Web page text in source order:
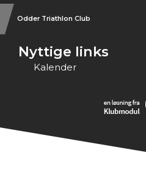
Odder Triathlon Club
Nyttige links
Kalender